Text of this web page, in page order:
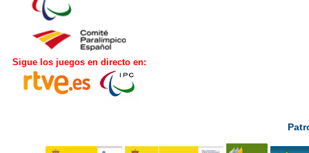
Sigue los juegos en directo en: